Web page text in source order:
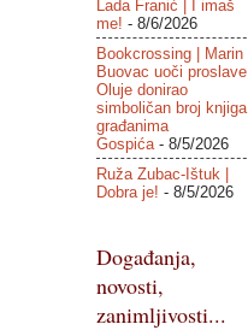
Lada Franić | I imaš
me! - 8/6/2026
Bookcrossing | Marin
Buovac uoči proslave
Oluje donirao
simboličan broj knjiga
građanima
Gospića- 8/5/2026
Ruža Zubac-Ištuk |
Dobra je! - 8/5/2026
Događanja,
novosti,
zanimljivosti...